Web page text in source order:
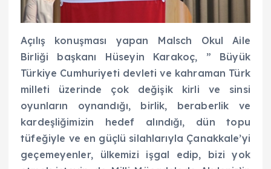
Açılış konuşması yapan Malsch Okul Aile
Birliği başkanı Hüseyin Karakoç, ” Büyük
Türkiye Cumhuriyeti devleti ve kahraman Türk
milleti üzerinde çok değişik kirli ve sinsi
oyunların oynandığı, birlik, beraberlik ve
kardeşliğimizin hedef alındığı, dün topu
tüfeğiyle ve en güçlü silahlarıyla Çanakkale’yi
geçemeyenler, ülkemizi işgal edip, bizi yok